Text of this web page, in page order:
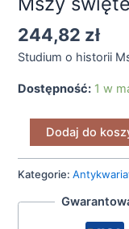
244,82 zł
Studium o historii
Dostępność: 1 w
Dodaj do
Kategorie: